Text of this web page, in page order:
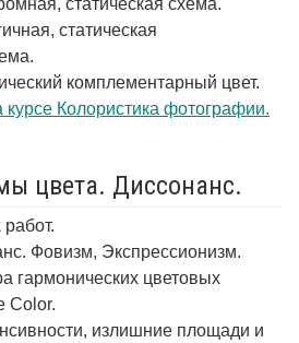
статическая схема.
статическая
комплементарный цвет.
курсе Колористика фотографии.
цвета. Диссонанс.
Фовизм, Экспрессионизм.
гармонических цветовых
Color.
излишние площади и